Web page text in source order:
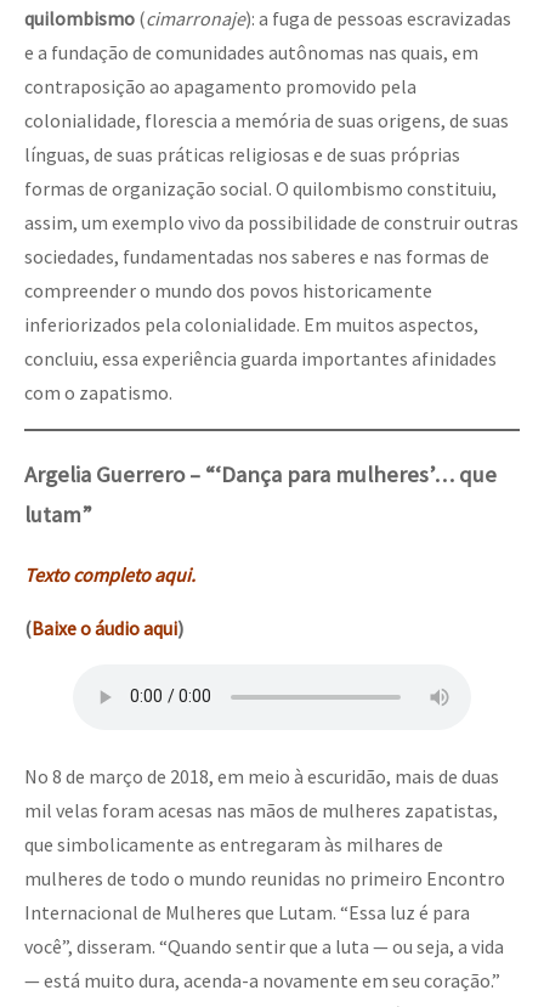
quilombismo (cimarronaje): a fuga de pessoas escravizadas
e a fundação de comunidades autônomas nas quais, em
contraposição ao apagamento promovido pela
colonialidade, florescia a memória de suas origens, de suas
línguas, de suas práticas religiosas e de suas próprias
formas de organização social. O quilombismo constituiu,
assim, um exemplo vivo da possibilidade de construir outras
sociedades, fundamentadas nos saberes e nas formas de
compreender o mundo dos povos historicamente
inferiorizados pela colonialidade. Em muitos aspectos,
concluiu, essa experiência guarda importantes afinidades
com o zapatismo.
Argelia Guerrero – “‘Dança para mulheres’… que
lutam”
Texto completo aqui.
(Baixe o áudio aqui)
No 8 de março de 2018, em meio à escuridão, mais de duas
mil velas foram acesas nas mãos de mulheres zapatistas,
que simbolicamente as entregaram às milhares de
mulheres de todo o mundo reunidas no primeiro Encontro
Internacional de Mulheres que Lutam. “Essa luz é para
você”, disseram. “Quando sentir que a luta — ou seja, a vida
— está muito dura, acenda-a novamente em seu coração.”